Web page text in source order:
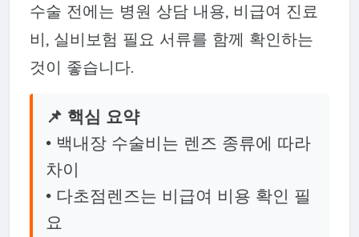
수술 전에는 병원 상담 내용, 비급여 진료
비, 실비보험 필요 서류를 함께 확인하는
것이 좋습니다.
📌 핵심 요약
• 백내장 수술비는 렌즈 종류에 따라
차이
• 다초점렌즈는 비급여 비용 확인 필
요